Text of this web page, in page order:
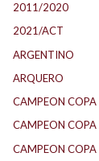
2011/2020
2021/ACT
ARGENTINO
ARQUERO
CAMPEON
CAMPEON
CAMPEON